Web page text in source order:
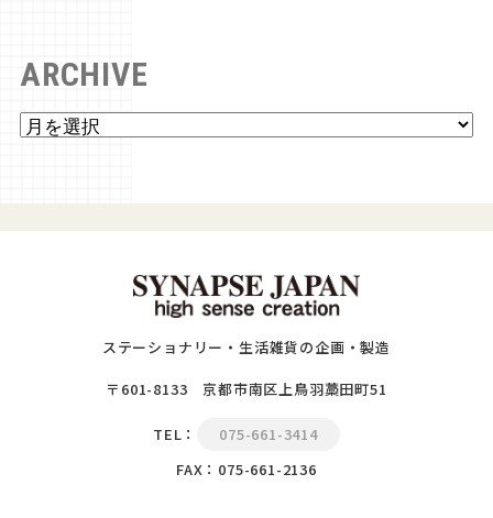
ARCHIVE
ステーショナリー・生活雑貨の企画・製造
〒601-8133 京都市南区上鳥羽藁田町51
TEL：
075-661-3414
FAX：075-661-2136